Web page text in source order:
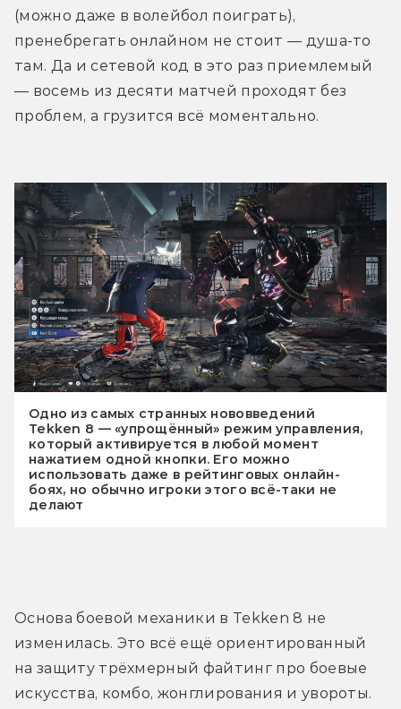
(можно даже в волейбол поиграть),
пренебрегать онлайном не стоит — душа-то
там. Да и сетевой код в это раз приемлемый
— восемь из десяти матчей проходят без
проблем, а грузится всё моментально.
Одно из самых странных нововведений
Tekken 8 — «упрощённый» режим управления,
который активируется в любой момент
нажатием одной кнопки. Его можно
использовать даже в рейтинговых онлайн-
боях, но обычно игроки этого всё-таки не
делают
Основа боевой механики в Tekken 8 не
изменилась. Это всё ещё ориентированный
на защиту трёхмерный файтинг про боевые
искусства, комбо, жонглирования и увороты.